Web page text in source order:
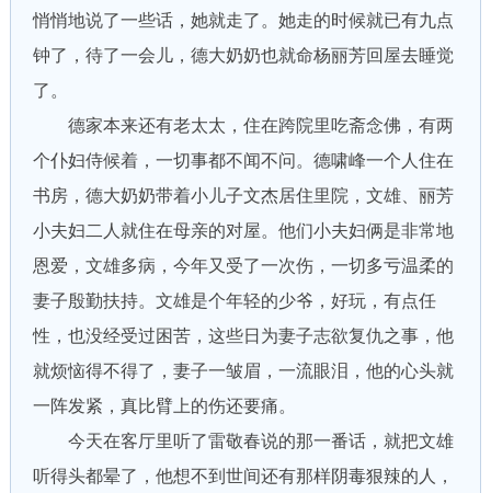
悄悄地说了一些话，她就走了。她走的时候就已有九点
钟了，待了一会儿，德大奶奶也就命杨丽芳回屋去睡觉
了。
德家本来还有老太太，住在跨院里吃斋念佛，有两
个仆妇侍候着，一切事都不闻不问。德啸峰一个人住在
书房，德大奶奶带着小儿子文杰居住里院，文雄、丽芳
小夫妇二人就住在母亲的对屋。他们小夫妇俩是非常地
恩爱，文雄多病，今年又受了一次伤，一切多亏温柔的
妻子殷勤扶持。文雄是个年轻的少爷，好玩，有点任
性，也没经受过困苦，这些日为妻子志欲复仇之事，他
就烦恼得不得了，妻子一皱眉，一流眼泪，他的心头就
一阵发紧，真比臂上的伤还要痛。
今天在客厅里听了雷敬春说的那一番话，就把文雄
听得头都晕了，他想不到世间还有那样阴毒狠辣的人，